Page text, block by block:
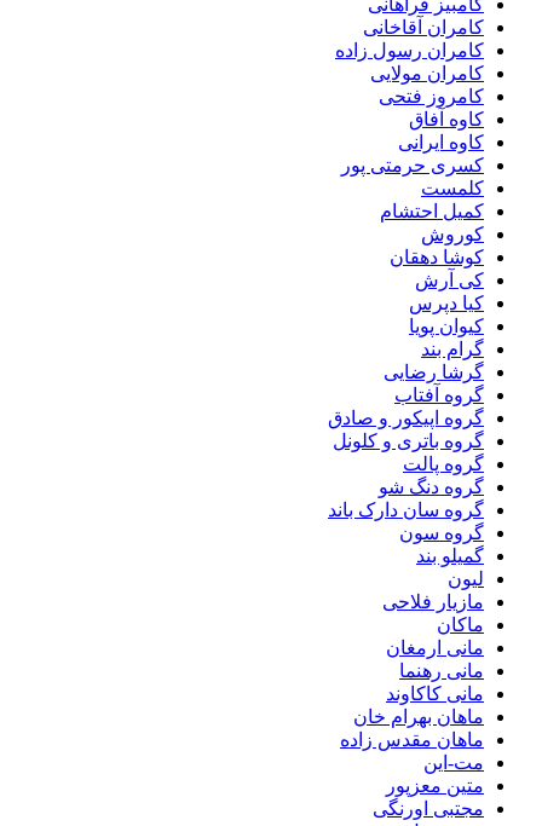
کامران آقاخانی
کامران رسول زاده
کامران مولایی
کامروز فتحی
کاوه آفاق
کاوه ایرانی
کسری حرمتی پور
کلمست
کمیل احتشام
کوروش
کوشا دهقان
کی آرش
کیا دپرس
کیوان پویا
گرام بند
گرشا رضایی
گروه آفتاب
گروه اپیکور و صادق
گروه باتری و کلونل
گروه پالت
گروه دنگ شو
گروه سان دارک باند
گروه سون
گمیلو بند
لیون
مازیار فلاحی
ماکان
مانی ارمغان
مانی رهنما
مانی کاکاوند
ماهان بهرام خان
ماهان مقدس زاده
مت-این
متین معزپور
مجتبی اورنگی